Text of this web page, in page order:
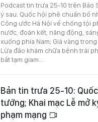
Podcast tin trưa 25-10 trên Báo
ý sau: Quốc hội phê chuẩn bổ
Công ước Hà Nội về chống tội
nước, đoàn kết, năng động,
xuống phía Nam; Giá vàng
Lừa đảo khám chữa bệnh trái
bắt tạm giam...
Bản tin trưa 25-10:
tướng; Khai mạc Lễ mở
phạm mạng